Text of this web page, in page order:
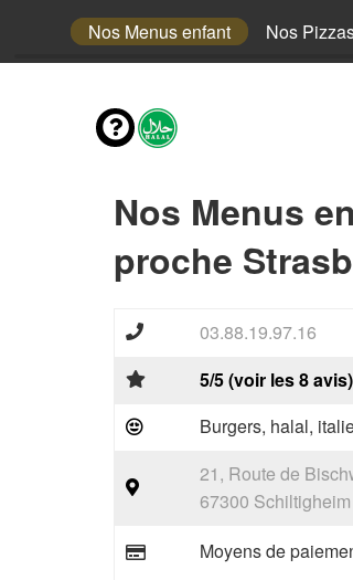
Nos Menus enfant Nos
Nos Menus
proche
03.88.19.97.16
5/5 (voir les 8 avis)
Burgers, halal,
21, Route de
67300 Schiltigheim
Moyens de